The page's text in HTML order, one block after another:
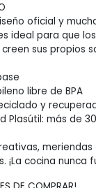
oficial y
ideal para que
sus propios
libre de BPA
y
Plasútil: más de
meriendas
¡La cocina nunca